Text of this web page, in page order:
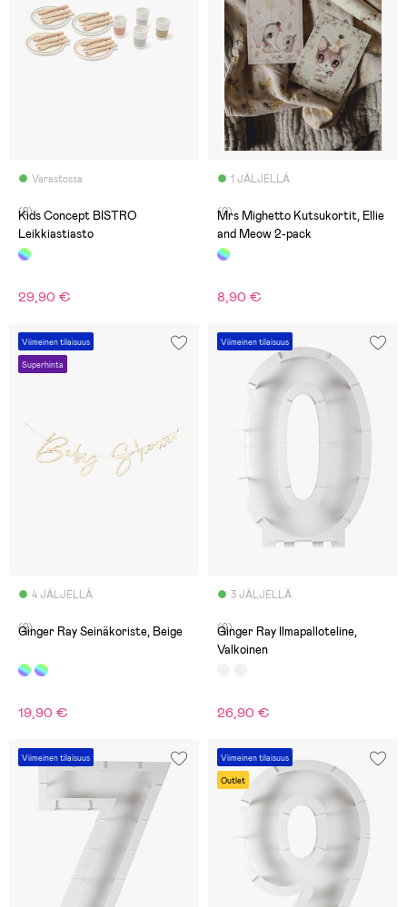
Varastossa
(2)
Kids Concept BISTRO
Leikkiastiasto
29,90 €
1 JÄLJELLÄ
(0)
Mrs Mighetto Kutsukortit, Ellie
and Meow 2-pack
8,90 €
Viimeinen tilaisuus
Superhinta
4 JÄLJELLÄ
(2)
Ginger Ray Seinäkoriste, Beige
19,90 €
Viimeinen tilaisuus
3 JÄLJELLÄ
(0)
Ginger Ray Ilmapalloteline,
Valkoinen
26,90 €
Viimeinen tilaisuus Viimeinen tilaisuus
Outlet